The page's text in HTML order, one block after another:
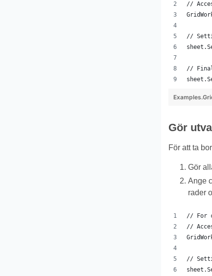
//
//
//
Gör
För att ta
Gör
Ange
rader
// For
//
//